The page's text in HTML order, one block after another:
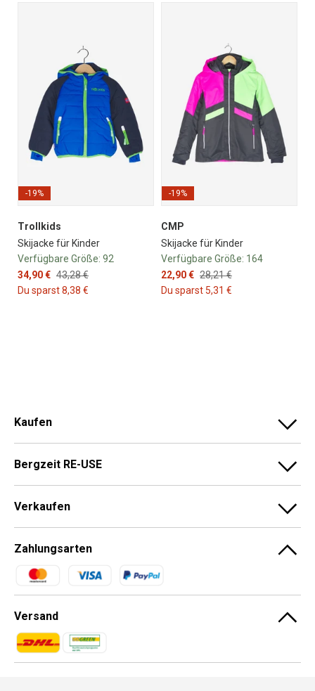
-19%
Trollkids
Skijacke für Kinder
Verfügbare Größe: 92
34,90 € 43,28 €
Du sparst 8,38 €
-19%
CMP
Skijacke für Kinder
Verfügbare Größe: 164
22,90 € 28,21 €
Du sparst 5,31 €
Kaufen
Bergzeit RE-USE
Verkaufen
Zahlungsarten
Zahlungsmethoden
Versand
Zahlungsmethoden